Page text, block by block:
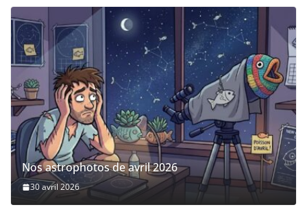
Nos astrophotos de avril 2026
30 avril 2026